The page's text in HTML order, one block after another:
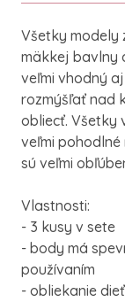
Všetky modely
mäkkej bavlny
veľmi vhodný
rozmýšľať nad
obliecť. Všetky
veľmi pohodlné
sú veľmi
Vlastnosti:
- 3 kusy v sete
- body má
používaním
- obliekanie